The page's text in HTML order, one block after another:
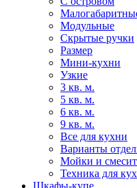
Модульные
Скрытые ручки
Размер
Мини-кухни
Узкие
3 кв. м.
5 кв. м.
6 кв. м.
9 кв. м.
Все для кухни
Варианты
Мойки и
Техника для
Шкафы-купе